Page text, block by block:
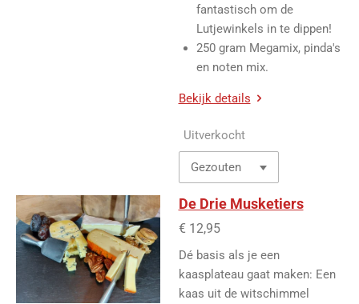
fantastisch om de
Lutjewinkels in te dippen!
250 gram Megamix, pinda's
en noten mix.
Bekijk details
Uitverkocht
De Drie Musketiers
€ 12,95
Dé basis als je een
kaasplateau gaat maken: Een
kaas uit de witschimmel